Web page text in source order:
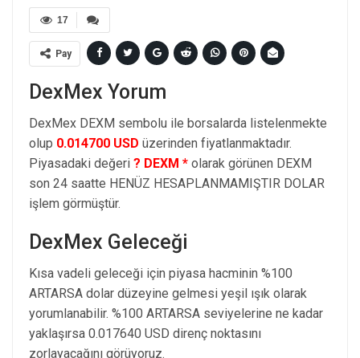
17
Pay
DexMex Yorum
DexMex DEXM sembolu ile borsalarda listelenmekte
olup 0.014700 USD üzerinden fiyatlanmaktadır.
Piyasadaki değeri ? DEXM * olarak görünen DEXM
son 24 saatte HENÜZ HESAPLANMAMIŞTIR DOLAR
işlem görmüştür.
DexMex Geleceği
Kısa vadeli geleceği için piyasa hacminin %100
ARTARSA dolar düzeyine gelmesi yeşil ışık olarak
yorumlanabilir. %100 ARTARSA seviyelerine ne kadar
yaklaşırsa 0.017640 USD direnç noktasını
zorlayacağını görüyoruz.